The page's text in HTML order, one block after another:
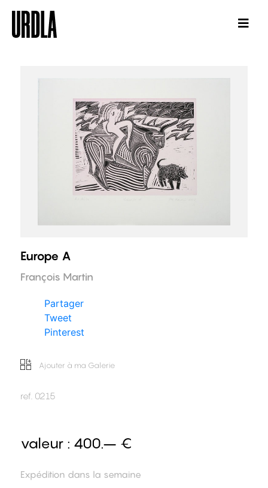
Europe A
François Martin
Partager
Tweet
Pinterest
Ajouter à ma Galerie
ref. 0215
valeur : 400.– €
Expédition dans la semaine